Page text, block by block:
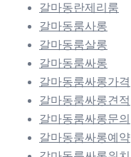
갈마동란제리룸
갈마동룸사롱
갈마동룸살롱
갈마동룸싸롱
갈마동룸싸롱가격
갈마동룸싸롱견적
갈마동룸싸롱문의
갈마동룸싸롱예약